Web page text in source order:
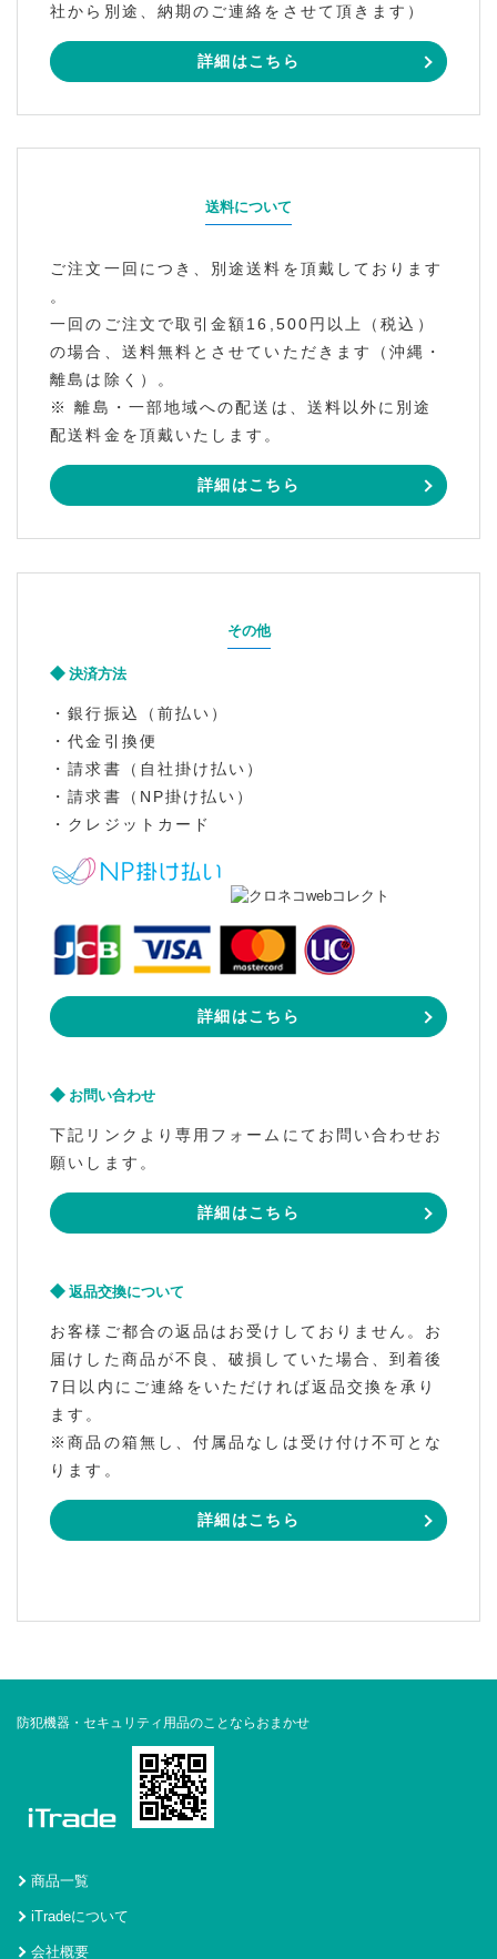
社から別途、納期のご連絡をさせて頂きます）
詳細はこちら
送料について
ご注文一回につき、別途送料を頂戴しております
。
一回のご注文で取引金額16,500円以上（税込）
の場合、送料無料とさせていただきます（沖縄・
離島は除く）。
※ 離島・一部地域への配送は、送料以外に別途
配送料金を頂戴いたします。
詳細はこちら
その他
決済方法
・銀行振込（前払い）
・代金引換便
・請求書（自社掛け払い）
・請求書（NP掛け払い）
・クレジットカード
詳細はこちら
お問い合わせ
下記リンクより専用フォームにてお問い合わせお
願いします。
詳細はこちら
返品交換について
お客様ご都合の返品はお受けしておりません。お
届けした商品が不良、破損していた場合、到着後
7日以内にご連絡をいただければ返品交換を承り
ます。
※商品の箱無し、付属品なしは受け付け不可とな
ります。
詳細はこちら
防犯機器・セキュリティ用品のことならおまかせ
商品一覧
iTradeについて
会社概要